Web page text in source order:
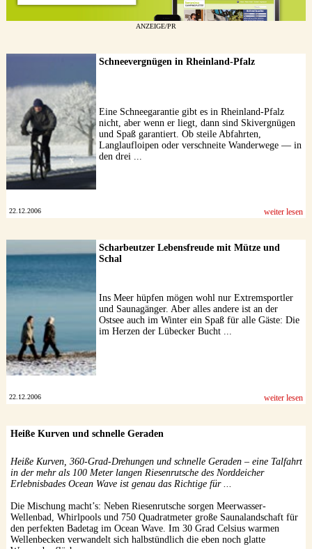
ANZEIGE/PR
Schneevergnügen in Rheinland-Pfalz
Eine Schneegarantie gibt es in Rheinland-Pfalz
nicht, aber wenn er liegt, dann sind Skivergnügen
und Spaß garantiert. Ob steile Abfahrten,
Langlaufloipen oder verschneite Wanderwege — in
den drei ...
22.12.2006 weiter lesen
Scharbeutzer Lebensfreude mit Mütze und
Schal
Ins Meer hüpfen mögen wohl nur Extremsportler
und Saunagänger. Aber alles andere ist an der
Ostsee auch im Winter ein Spaß für alle Gäste: Die
im Herzen der Lübecker Bucht ...
22.12.2006 weiter lesen
Heiße Kurven und schnelle Geraden
Heiße Kurven, 360-Grad-Drehungen und schnelle Geraden – eine Talfahrt
in der mehr als 100 Meter langen Riesenrutsche des Norddeicher
Erlebnisbades Ocean Wave ist genau das Richtige für ...
Die Mischung macht’s: Neben Riesenrutsche sorgen Meerwasser-
Wellenbad, Whirlpools und 750 Quadratmeter große Saunalandschaft für
den perfekten Badetag im Ocean Wave. Im 30 Grad Celsius warmen
Wellenbecken verwandelt sich halbstündlich die eben noch glatte